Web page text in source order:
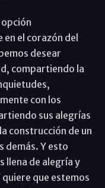
opción
el corazón del
desear
compartiendo la
con los
sus alegrías
construcción de un
demás. Y esto
llena de alegría y
que estemos